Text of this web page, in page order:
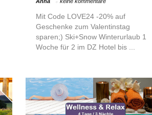
Anna keine kommentare
Mit Code LOVE24 -20% auf
Geschenke zum Valentinstag
sparen;) Ski+Snow Winterurlaub 1
Woche für 2 im DZ Hotel bis ...